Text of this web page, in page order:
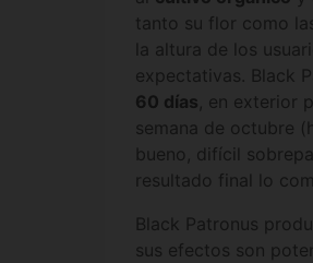
tanto su flor como
la altura de los
expectativas. Black
60 días, en exterior
semana de octubre
bueno, difícil
resultado final lo
Black Patronus
sus efectos son